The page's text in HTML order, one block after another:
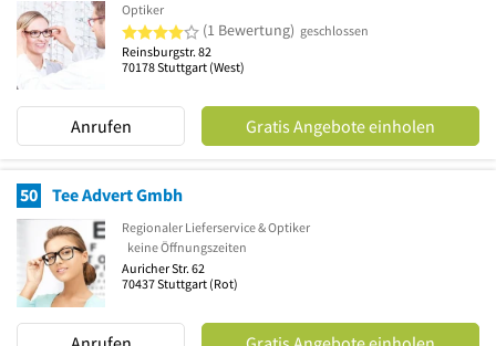
Optiker
4 von 5 Sternen
(1 Bewertung) geschlossen
Reinsburgstr. 82
70178Stuttgart (West)
Anrufen Gratis Angebote einholen
50 Tee Advert Gmbh
Regionaler Lieferservice & Optiker
keine Öffnungszeiten
Auricher Str. 62
70437Stuttgart (Rot)